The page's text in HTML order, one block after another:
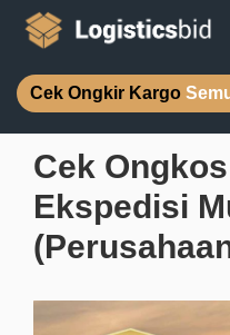
Cek Ongkir Kargo
Cek
Ekspedisi